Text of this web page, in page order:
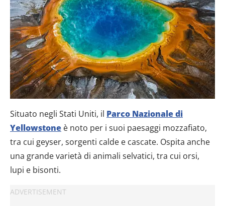
Situato negli Stati Uniti, il Parco Nazionale di
Yellowstone è noto per i suoi paesaggi mozzafiato,
tra cui geyser, sorgenti calde e cascate. Ospita anche
una grande varietà di animali selvatici, tra cui orsi,
lupi e bisonti.